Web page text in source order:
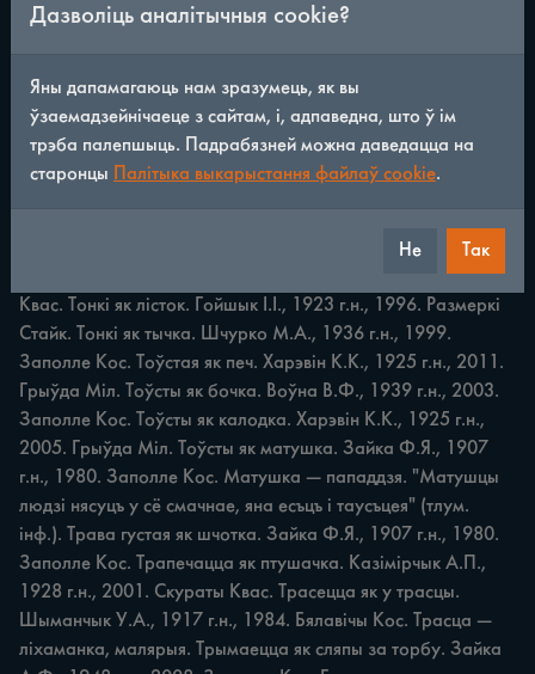
◀ / 290 ▶
чалавек таму, хто вельмі скардзіцца на сваё здароўе.
Тлусты як барсук. Лушчык В.І., 1930 г.н., 1985. Алынаніца
Квас. Тонкі як лісток. Гойшык І.І., 1923 г.н., 1996. Размеркі
Стайк. Тонкі як тычка. Шчурко M.A., 1936 г.н., 1999.
Заполле Кос. Тоўстая як печ. Харэвін K.K., 1925 г.н., 2011.
Грыўда Міл. Тоўсты як бочка. Воўна В.Ф., 1939 г.н., 2003.
Заполле Кос. Тоўсты як калодка. Харэвін K.K., 1925 г.н.,
2005. Грыўда Міл. Тоўсты як матушка. Зайка Ф.Я., 1907
г.н., 1980. Заполле Кос. Матушка — пападдзя. "Матушцы
людзі нясуцъ у сё смачнае, яна есъцъ i таусъцея" (тлум.
інф.). Трава густая як шчотка. Зайка Ф.Я., 1907 г.н., 1980.
Заполле Кос. Трапечацца як птушачка. Казімірчык А.П.,
1928 г.н., 2001. Скураты Квас. Трасецца як у трасцы.
Шыманчык У.А., 1917 г.н., 1984. Бялавічы Кос. Трасца —
ліхаманка, малярыя. Трымаецца як сляпы за торбу. Зайка
Дазволіць аналітычныя cookie?
Яны дапамагаюць нам зразумець, як вы
ўзаемадзейнічаеце з сайтам, і, адпаведна, што ў ім
трэба палепшыць. Падрабязней можна даведацца на
старонцы
Палітыка выкарыстання файлаў cookie.
Не Так